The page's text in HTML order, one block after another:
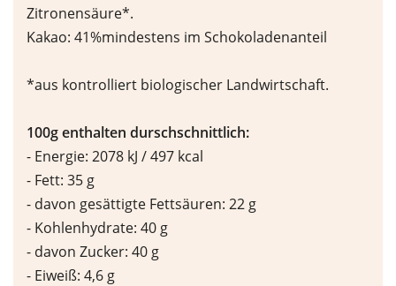
Zitronensäure*.
Kakao: 41%mindestens im Schokoladenanteil
*aus kontrolliert biologischer Landwirtschaft.
100g enthalten durschschnittlich:
- Energie: 2078 kJ / 497 kcal
- Fett: 35 g
- davon gesättigte Fettsäuren: 22 g
- Kohlenhydrate: 40 g
- davon Zucker: 40 g
- Eiweiß: 4,6 g